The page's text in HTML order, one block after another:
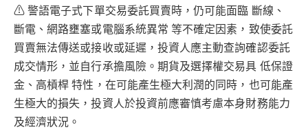
⚠️ 警語電子式下單交易委託買賣時，仍可能面臨 斷線、
斷電、網路壅塞或電腦系統異常 等不確定因素，致使委託
買賣無法傳送或接收或延遲，投資人應主動查詢確認委託
成交情形，並自行承擔風險。期貨及選擇權交易具 低保證
金、高槓桿 特性，在可能產生極大利潤的同時，也可能產
生極大的損失，投資人於投資前應審慎考慮本身財務能力
及經濟狀況。